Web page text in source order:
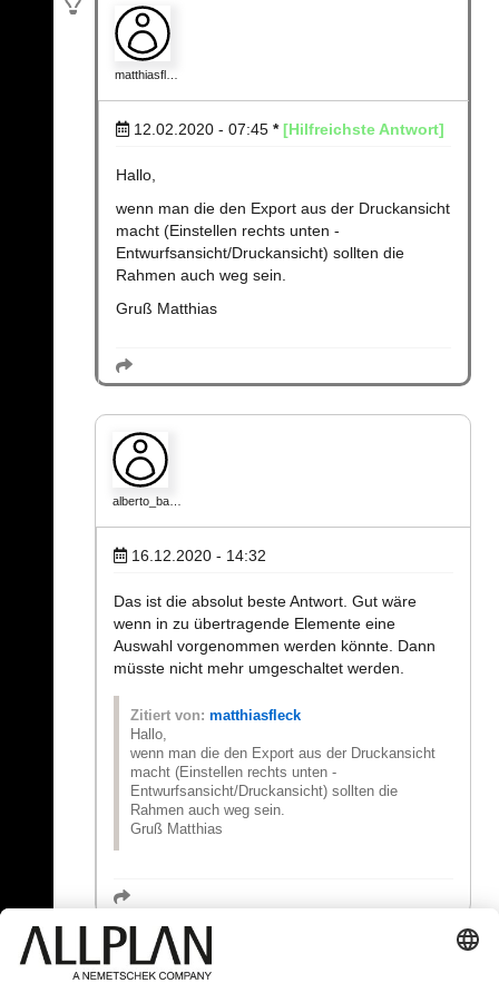
matthiasfl…
12.02.2020 - 07:45 * [Hilfreichste Antwort]
Hallo,
wenn man die den Export aus der Druckansicht
macht (Einstellen rechts unten -
Entwurfsansicht/Druckansicht) sollten die
Rahmen auch weg sein.
Gruß Matthias
alberto_ba…
16.12.2020 - 14:32
Das ist die absolut beste Antwort. Gut wäre
wenn in zu übertragende Elemente eine
Auswahl vorgenommen werden könnte. Dann
müsste nicht mehr umgeschaltet werden.
Zitiert von: matthiasfleck
Hallo,
wenn man die den Export aus der Druckansicht
macht (Einstellen rechts unten -
Entwurfsansicht/Druckansicht) sollten die
Rahmen auch weg sein.
Gruß Matthias